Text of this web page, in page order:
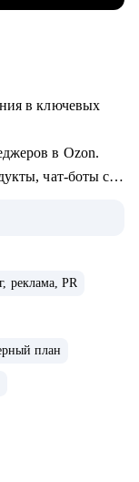
в ключевых
в Ozon.
чат-боты с
и
300 резюме для
Ozon,
реклама, PR
план